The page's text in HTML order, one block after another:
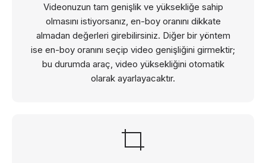
Videonuzun tam genişlik ve yüksekliğe sahip
olmasını istiyorsanız, en-boy oranını dikkate
almadan değerleri girebilirsiniz. Diğer bir yöntem
ise en-boy oranını seçip video genişliğini girmektir;
bu durumda araç, video yüksekliğini otomatik
olarak ayarlayacaktır.